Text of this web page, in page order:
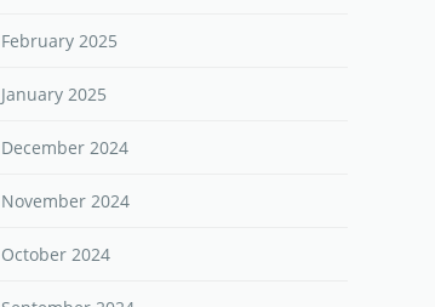
February 2025
January 2025
December 2024
November 2024
October 2024